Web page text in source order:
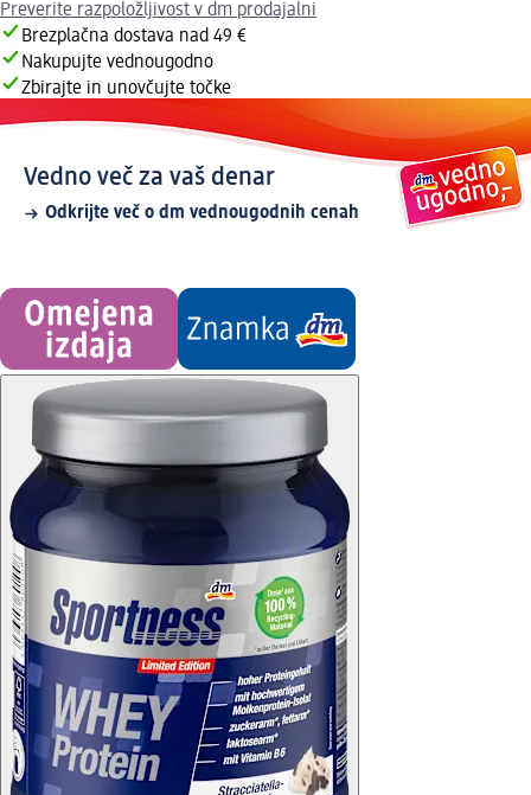
Preverite razpoložljivost v dm prodajalni
Brezplačna dostava nad 49 €
Nakupujte vednougodno
Zbirajte in unovčujte točke
Vedno več za vaš denar
Odkrijte več o dm vednougodnih cenah